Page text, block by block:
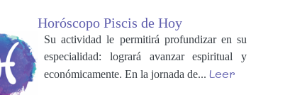
Horóscopo Piscis de Hoy
Su actividad le permitirá profundizar en su
especialidad: logrará avanzar espiritual y
económicamente. En la jornada de... Leer